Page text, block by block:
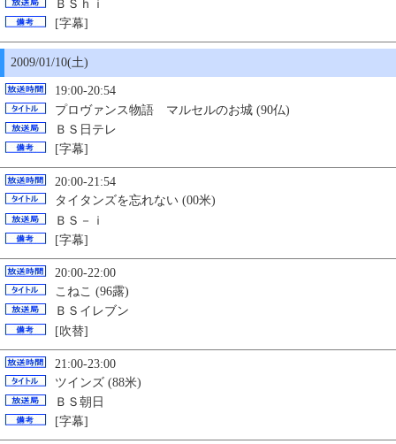
ＢＳｈｉ
[字幕]
2009/01/10(土)
19:00-20:54
プロヴァンス物語 マルセルのお城 (90仏)
ＢＳ日テレ
[字幕]
20:00-21:54
タイタンズを忘れない (00米)
ＢＳ－ｉ
[字幕]
20:00-22:00
こねこ (96露)
ＢＳイレブン
[吹替]
21:00-23:00
ツインズ (88米)
ＢＳ朝日
[字幕]